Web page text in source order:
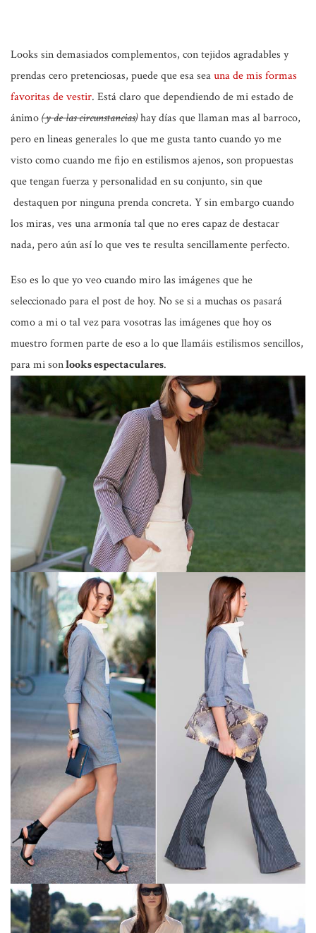
Looks sin demasiados complementos, con tejidos agradables y
prendas cero pretenciosas, puede que esa seauna de mis formas
favoritas de vestir. Está claro que dependiendo de mi estado de
ánimo(y de las circunstancias)hay días que llaman mas al barroco,
pero en lineas generales lo que me gusta tanto cuando yo me
visto como cuando me fijo en estilismos ajenos, son propuestas
que tengan fuerza y personalidad en su conjunto, sin que
destaquen por ninguna prenda concreta. Y sin embargo cuando
los miras, ves una armonía tal que no eres capaz de destacar
nada, pero aún así lo que ves te resulta sencillamente perfecto.
Eso es lo que yo veo cuando miro las imágenes que he
seleccionado para el post de hoy. No se si a muchas os pasará
como a mi o tal vez para vosotras las imágenes que hoy os
muestro formen parte de eso a lo que llamáis estilismos sencillos,
para mi sonlooks espectaculares.